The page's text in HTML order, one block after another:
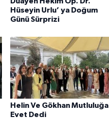
Hüseyin Urlu’ ya Doğum
Günü Sürprizi
Helin Ve Gökhan Mutluluğa
Evet Dedi